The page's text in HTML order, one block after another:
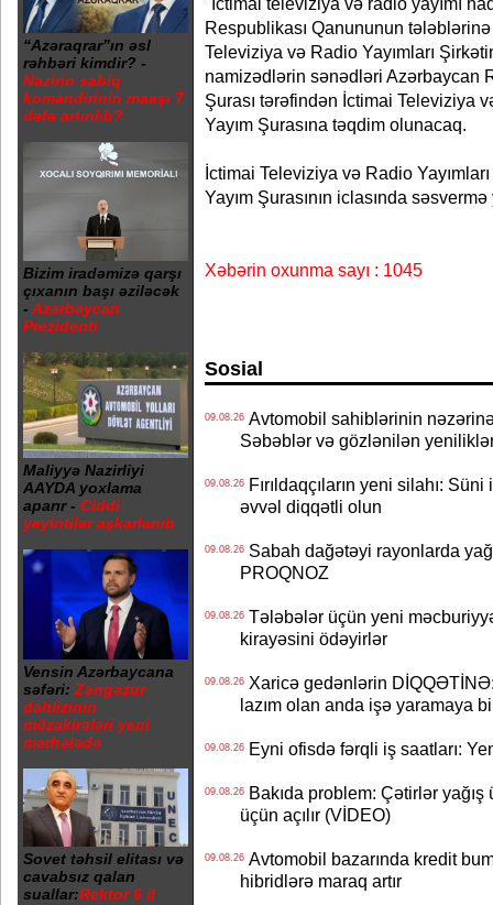
“Azəraqrar”ın əsl
rəhbəri kimdir? -
Nazirin sabiq
komandirinin maaşı 7
dəfə artırılıb?
Bizim iradəmizə qarşı
çıxanın başı əziləcək
- Azərbaycan
Prezidenti
Maliyyə Nazirliyi
AAYDA yoxlama
aparır - Ciddi
yeyintilər aşkarlanıb
Vensin Azərbaycana
səfəri: Zəngəzur
dəhlizinin
müzakirələri yeni
mərhələdə
Sovet təhsil elitası və
cavabsız qalan
suallar:Rektor 6 il
Respublikası Qanununun
Televiziya və Radio Yayımları
namizədlərin sənədləri Azərbaycan
Şurası tərəfindən İctimai Televiziya
Yayım Şurasına təqdim olunacaq.
İctimai Televiziya və Radio
Yayım Şurasının iclasında
Xəbərin oxunma sayı : 1045
Sosial
09.08.26Avtomobil sahiblərinin
Səbəblər və gözlənilən
09.08.26Fırıldaqçıların yeni silahı:
əvvəl diqqətli olun
09.08.26Sabah dağətəyi rayonlarda
PROQNOZ
09.08.26Tələbələr üçün yeni
kirayəsini ödəyirlər
09.08.26Xaricə gedənlərin DİQQƏTİNƏ:
lazım olan anda işə yaramaya
09.08.26Eyni ofisdə fərqli iş saatları:
09.08.26Bakıda problem: Çətirlər
üçün açılır (VİDEO)
09.08.26Avtomobil bazarında kredit
hibridlərə maraq artır